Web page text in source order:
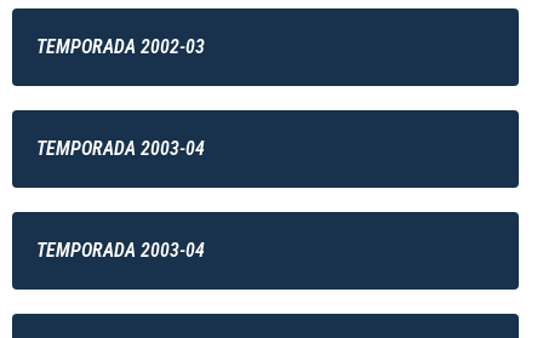
TEMPORADA 2002-03
TEMPORADA 2003-04
TEMPORADA 2003-04